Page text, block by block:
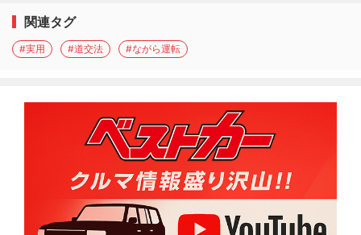
関連タグ
#実用 #道交法 #ながら運転